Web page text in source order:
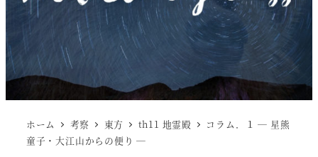
ホーム 考察 東方 th11 地霊殿
コラム．１ ― 星熊
童子・大江山からの便り ―